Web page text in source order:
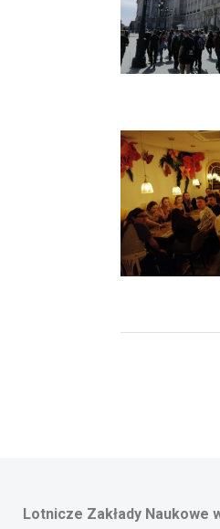
Lotnicze Zakłady Naukowe